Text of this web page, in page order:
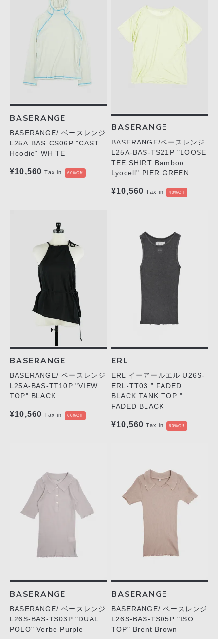
BASERANGE
BASERANGE/ ベースレンジ
L25A-BAS-CS06P "CAST
Hoodie" WHITE
¥10,560 Tax in 60%Off
BASERANGE
BASERANGE/ベースレンジ
L25A-BAS-TS21P "LOOSE
TEE SHIRT Bamboo
Lyocell" PIER GREEN
¥10,560 Tax in 40%Off
BASERANGE
BASERANGE/ ベースレンジ
L25A-BAS-TT10P "VIEW
TOP" BLACK
¥10,560 Tax in 60%Off
ERL
ERL イーアールエル U26S-
ERL-TT03 ” FADED
BLACK TANK TOP "
FADED BLACK
¥10,560 Tax in 60%Off
BASERANGE
BASERANGE/ ベースレンジ
L26S-BAS-TS03P "DUAL
POLO" Verbe Purple
BASERANGE
BASERANGE/ ベースレンジ
L26S-BAS-TS05P "ISO
TOP" Brent Brown